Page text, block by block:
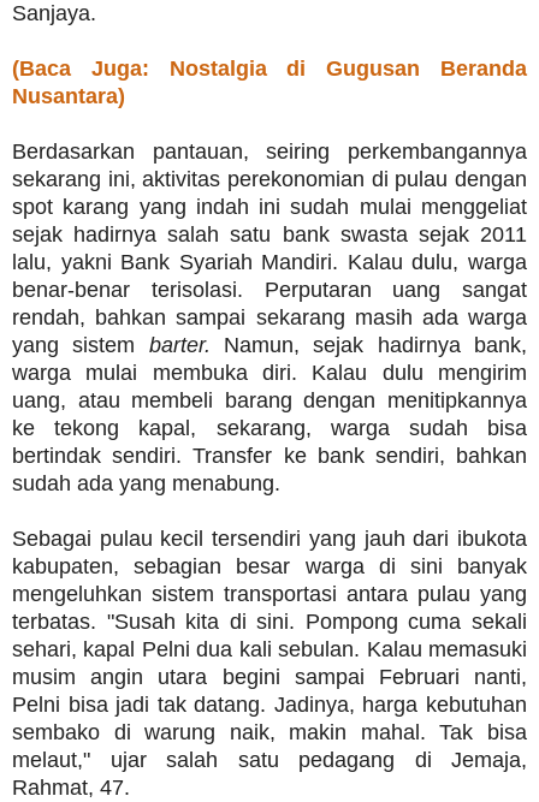
Sanjaya.
(Baca Juga: Nostalgia di Gugusan Beranda
Nusantara)
Berdasarkan pantauan, seiring perkembangannya
sekarang ini, aktivitas perekonomian di pulau dengan
spot karang yang indah ini sudah mulai menggeliat
sejak hadirnya salah satu bank swasta sejak 2011
lalu, yakni Bank Syariah Mandiri. Kalau dulu, warga
benar-benar terisolasi. Perputaran uang sangat
rendah, bahkan sampai sekarang masih ada warga
yang sistem barter. Namun, sejak hadirnya bank,
warga mulai membuka diri. Kalau dulu mengirim
uang, atau membeli barang dengan menitipkannya
ke tekong kapal, sekarang, warga sudah bisa
bertindak sendiri. Transfer ke bank sendiri, bahkan
sudah ada yang menabung.
Sebagai pulau kecil tersendiri yang jauh dari ibukota
kabupaten, sebagian besar warga di sini banyak
mengeluhkan sistem transportasi antara pulau yang
terbatas. "Susah kita di sini. Pompong cuma sekali
sehari, kapal Pelni dua kali sebulan. Kalau memasuki
musim angin utara begini sampai Februari nanti,
Pelni bisa jadi tak datang. Jadinya, harga kebutuhan
sembako di warung naik, makin mahal. Tak bisa
melaut," ujar salah satu pedagang di Jemaja,
Rahmat, 47.